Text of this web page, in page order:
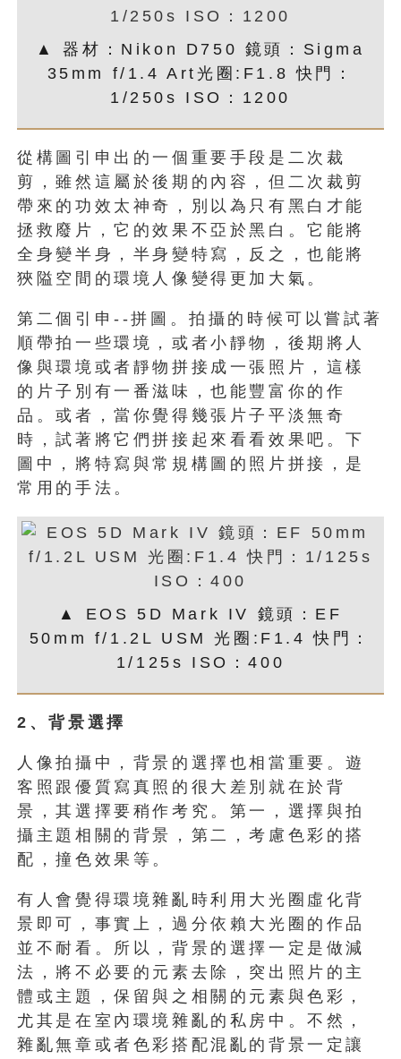
▲ 器材：Nikon D750 鏡頭：Sigma
35mm f/1.4 Art光圈:F1.8 快門：
1/250s ISO：1200
從構圖引申出的一個重要手段是二次裁
剪，雖然這屬於後期的內容，但二次裁剪
帶來的功效太神奇，別以為只有黑白才能
拯救廢片，它的效果不亞於黑白。它能將
全身變半身，半身變特寫，反之，也能將
狹隘空間的環境人像變得更加大氣。
第二個引申--拼圖。拍攝的時候可以嘗試著
順帶拍一些環境，或者小靜物，後期將人
像與環境或者靜物拼接成一張照片，這樣
的片子別有一番滋味，也能豐富你的作
品。或者，當你覺得幾張片子平淡無奇
時，試著將它們拼接起來看看效果吧。下
圖中，將特寫與常規構圖的照片拼接，是
常用的手法。
▲ EOS 5D Mark IV 鏡頭：EF
50mm f/1.2L USM 光圈:F1.4 快門：
1/125s ISO：400
2 、背景選擇
人像拍攝中，背景的選擇也相當重要。遊
客照跟優質寫真照的很大差別就在於背
景，其選擇要稍作考究。第一，選擇與拍
攝主題相關的背景，第二，考慮色彩的搭
配，撞色效果等。
有人會覺得環境雜亂時利用大光圈虛化背
景即可，事實上，過分依賴大光圈的作品
並不耐看。所以，背景的選擇一定是做減
法，將不必要的元素去除，突出照片的主
體或主題，保留與之相關的元素與色彩，
尤其是在室內環境雜亂的私房中。不然，
雜亂無章或者色彩搭配混亂的背景一定讓